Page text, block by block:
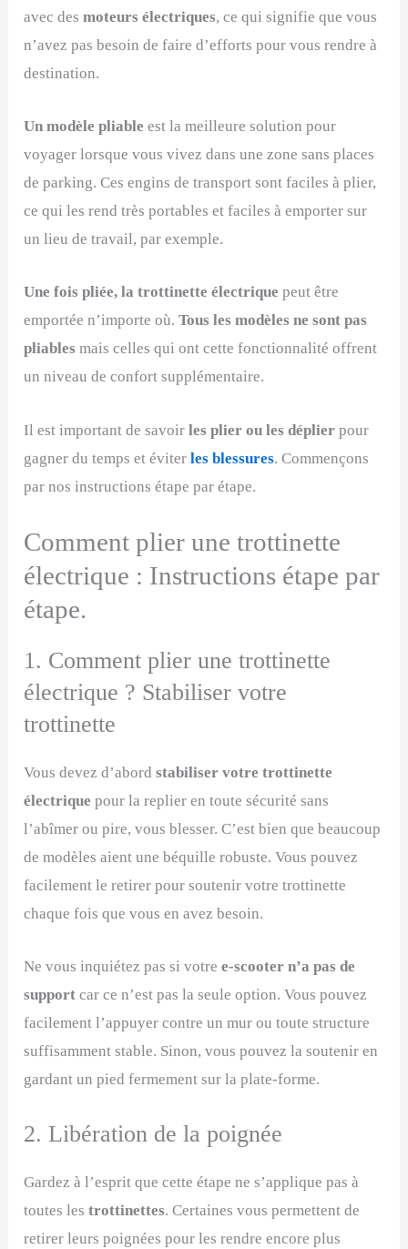
avec desmoteurs électriques, ce qui signifie que vous
n’avez pas besoin de faire d’efforts pour vous rendre à
destination.
Un modèle pliable est la meilleure solution pour
voyager lorsque vous vivez dans une zone sans places
de parking. Ces engins de transport sont faciles à plier,
ce qui les rend très portables et faciles à emporter sur
un lieu de travail, par exemple.
Une fois pliée, la trottinette électrique peut être
emportée n’importe où.Tous les modèles ne sont pas
pliables mais celles qui ont cette fonctionnalité offrent
un niveau de confort supplémentaire.
Il est important de savoirles plier ou les déplier pour
gagner du temps et éviterles blessures. Commençons
par nos instructions étape par étape.
Comment plier une trottinette
électrique : Instructions étape par
étape.
1. Comment plier une trottinette
électrique ? Stabiliser votre
trottinette
Vous devez d’abordstabiliser votre trottinette
électrique pour la replier en toute sécurité sans
l’abîmer ou pire, vous blesser. C’est bien que beaucoup
de modèles aient une béquille robuste. Vous pouvez
facilement le retirer pour soutenir votre trottinette
chaque fois que vous en avez besoin.
Ne vous inquiétez pas si votree-scooter n’a pas de
supportcar ce n’est pas la seule option. Vous pouvez
facilement l’appuyer contre un mur ou toute structure
suffisamment stable. Sinon, vous pouvez la soutenir en
gardant un pied fermement sur la plate-forme.
2. Libération de la poignée
Gardez à l’esprit que cette étape ne s’applique pas à
toutes lestrottinettes. Certaines vous permettent de
retirer leurs poignées pour les rendre encore plus